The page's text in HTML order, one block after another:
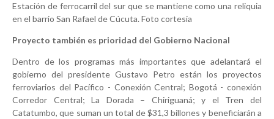
Estación de ferrocarril del sur que se mantiene como una reliquia
en el barrio San Rafael de Cúcuta. Foto cortesia
Proyecto también es prioridad del Gobierno Nacional
Dentro de los programas más importantes que adelantará el
gobierno del presidente Gustavo Petro están los proyectos
ferroviarios del Pacífico - Conexión Central; Bogotá - conexión
Corredor Central; La Dorada – Chiriguaná; y el Tren del
Catatumbo, que suman un total de $31,3 billones y beneficiarán a